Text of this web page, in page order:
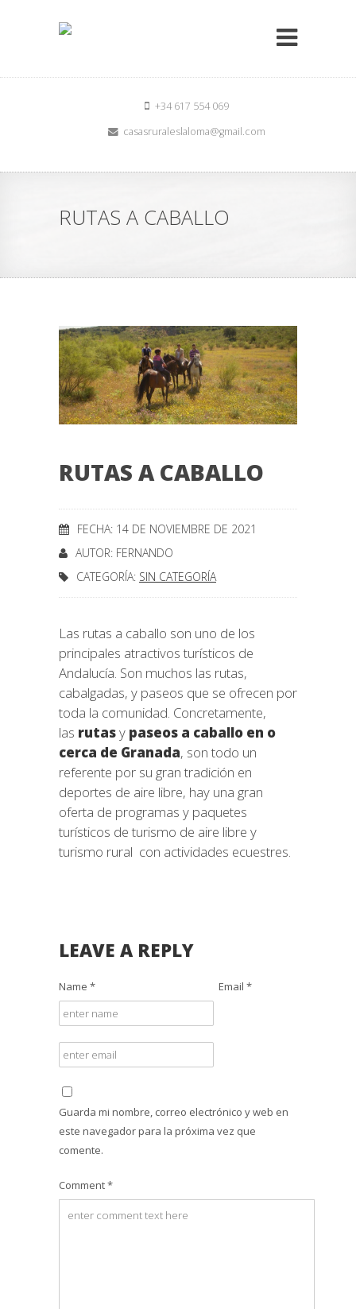
+34 617 554 069
casasruraleslaloma@gmail.com
RUTAS A CABALLO
RUTAS A CABALLO
FECHA: 14 DE NOVIEMBRE DE 2021
AUTOR: FERNANDO
CATEGORÍA: SIN CATEGORÍA
Las rutas a caballo son uno de los
principales atractivos turísticos de
Andalucía. Son muchos las rutas,
cabalgadas, y paseos que se ofrecen por
toda la comunidad. Concretamente,
las rutasy paseos a caballo en o
cerca de Granada, son todo un
referente por su gran tradición en
deportes de aire libre, hay una gran
oferta de programas y paquetes
turísticos de turismo de aire libre y
turismo rural con actividades ecuestres.
LEAVE A REPLY
Name * Email *
Guarda mi nombre, correo electrónico y web en
este navegador para la próxima vez que
comente.
Comment *